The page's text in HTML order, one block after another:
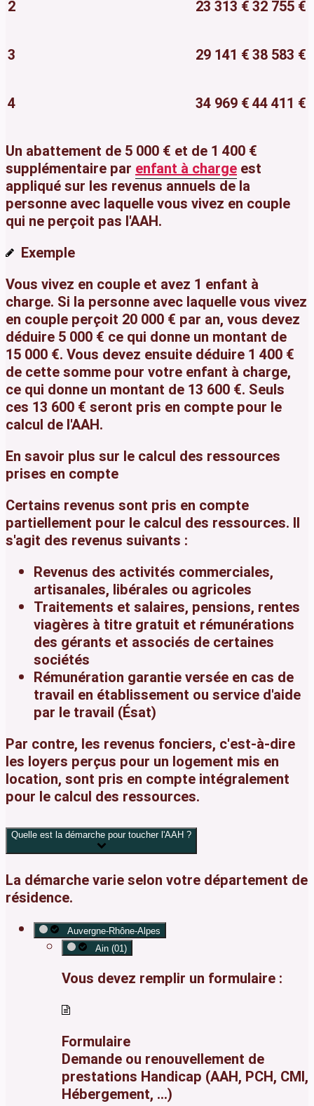
2 23 313 €32 755 €
3 29 141 €38 583 €
4 34 969 €44 411 €
Un abattement de 5 000 € et de 1 400 €
supplémentaire par enfant à charge est
appliqué sur les revenus annuels de la
personne avec laquelle vous vivez en couple
qui ne perçoit pas l'AAH.
Exemple
Vous vivez en couple et avez 1 enfant à
charge. Si la personne avec laquelle vous vivez
en couple perçoit 20 000 € par an, vous devez
déduire 5 000 € ce qui donne un montant de
15 000 €. Vous devez ensuite déduire 1 400 €
de cette somme pour votre enfant à charge,
ce qui donne un montant de 13 600 €. Seuls
ces 13 600 € seront pris en compte pour le
calcul de l'AAH.
En savoir plus sur le calcul des ressources
prises en compte
Certains revenus sont pris en compte
partiellement pour le calcul des ressources. Il
s'agit des revenus suivants :
Revenus des activités commerciales,
artisanales, libérales ou agricoles
Traitements et salaires, pensions, rentes
viagères à titre gratuit et rémunérations
des gérants et associés de certaines
sociétés
Rémunération garantie versée en cas de
travail en établissement ou service d'aide
par le travail (Ésat)
Par contre, les revenus fonciers, c'est-à-dire
les loyers perçus pour un logement mis en
location, sont pris en compte intégralement
pour le calcul des ressources.
Quelle est la démarche pour toucher l'AAH ?
La démarche varie selon votre département de
résidence.
Auvergne-Rhône-Alpes
Ain (01)
Vous devez remplir un formulaire :
Formulaire
Demande ou renouvellement de
prestations Handicap (AAH, PCH, CMI,
Hébergement, ...)